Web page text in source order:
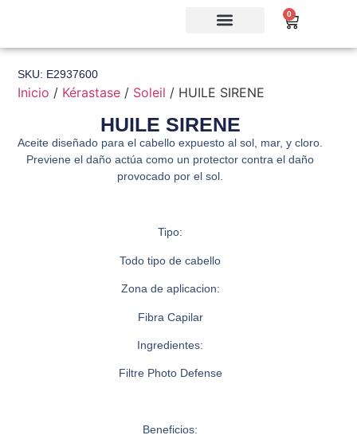
0
SKU: E2937600
Inicio / Kérastase / Soleil / HUILE SIRENE
HUILE SIRENE
Aceite diseñado para el cabello expuesto al sol, mar, y cloro.
Previene el daño actúa como un protector contra el daño
provocado por el sol.
Tipo:
Todo tipo de cabello
Zona de aplicacion:
Fibra Capilar
Ingredientes:
Filtre Photo Defense
Beneficios: